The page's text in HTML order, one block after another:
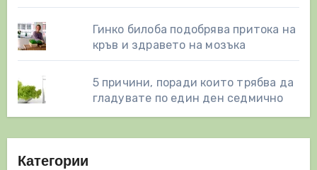
Гинко билоба подобрява притока на
кръв и здравето на мозъка
5 причини, поради които трябва да
гладувате по един ден седмично
Категории